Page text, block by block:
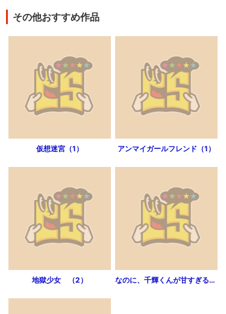
その他おすすめ作品
仮想迷宮（1） アンマイガールフレンド（1）
地獄少女 （2） なのに、千輝くんが甘すぎる。 プチデザ 1巻